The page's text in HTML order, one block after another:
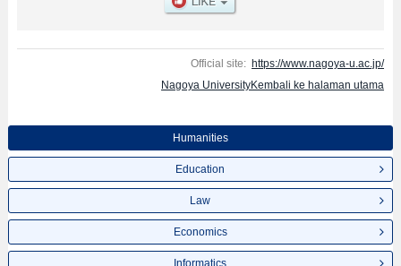
pendaftar dan jumlah kelulusan ujian masuk mahasiswa(i) mancanegara,
Official site: https://www.nagoya-u.ac.jp/
Nagoya UniversityKembali ke halaman utama
Humanities
Education
Law
Economics
Informatics